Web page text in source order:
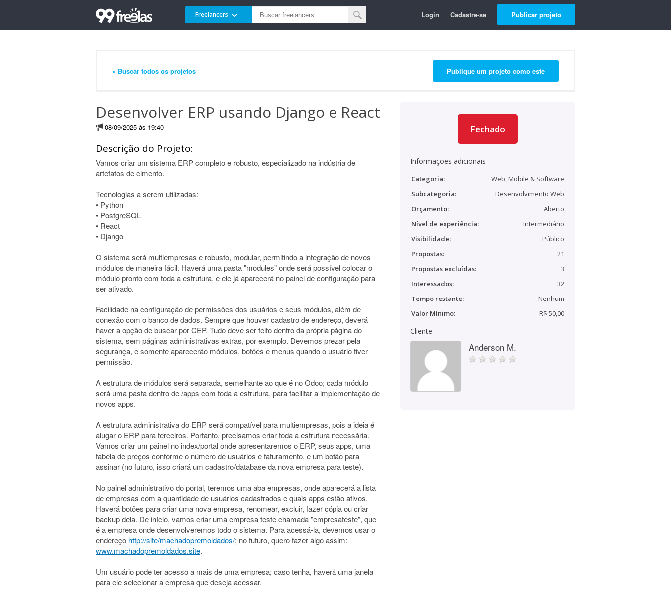
Freelancers Login Cadastre-se Publicar projeto
« Buscar todos os projetos Publique um projeto como este
Desenvolver ERP usando Django e React
08/09/2025 às 19:40
Descrição do Projeto:
Vamos criar um sistema ERP completo e robusto, especializado na indústria de
artefatos de cimento.
Tecnologias a serem utilizadas:
• Python
• PostgreSQL
• React
• Django
O sistema será multiempresas e robusto, modular, permitindo a integração de novos
módulos de maneira fácil. Haverá uma pasta "modules" onde será possível colocar o
módulo pronto com toda a estrutura, e ele já aparecerá no painel de configuração para
ser ativado.
Facilidade na configuração de permissões dos usuários e seus módulos, além de
conexão com o banco de dados. Sempre que houver cadastro de endereço, deverá
haver a opção de buscar por CEP. Tudo deve ser feito dentro da própria página do
sistema, sem páginas administrativas extras, por exemplo. Devemos prezar pela
segurança, e somente aparecerão módulos, botões e menus quando o usuário tiver
permissão.
A estrutura de módulos será separada, semelhante ao que é no Odoo; cada módulo
será uma pasta dentro de /apps com toda a estrutura, para facilitar a implementação de
novos apps.
A estrutura administrativa do ERP será compatível para multiempresas, pois a ideia é
alugar o ERP para terceiros. Portanto, precisamos criar toda a estrutura necessária.
Vamos criar um painel no index/portal onde apresentaremos o ERP, seus apps, uma
tabela de preços conforme o número de usuários e faturamento, e um botão para
assinar (no futuro, isso criará um cadastro/database da nova empresa para teste).
No painel administrativo do portal, teremos uma aba empresas, onde aparecerá a lista
de empresas com a quantidade de usuários cadastrados e quais apps estão ativos.
Haverá botões para criar uma nova empresa, renomear, excluir, fazer cópia ou criar
backup dela. De início, vamos criar uma empresa teste chamada "empresateste", que
é a empresa onde desenvolveremos todo o sistema. Para acessá-la, devemos usar o
endereço http://site/machadopremoldados/; no futuro, quero fazer algo assim:
www.machadopremoldados.site.
Um usuário pode ter acesso a mais de uma empresa; caso tenha, haverá uma janela
para ele selecionar a empresa que deseja acessar.
Fechado
Informações adicionais
Categoria:
Web, Mobile & Software
Subcategoria:
Desenvolvimento Web
Orçamento:
Aberto
Nível de experiência:
Intermediário
Visibilidade:
Público
Propostas:
21
Propostas excluídas:
3
Interessados:
32
Tempo restante:
Nenhum
Valor Mínimo:
R$ 50,00
Cliente
Anderson M.